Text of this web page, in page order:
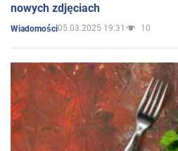
nowych zdjęciach
Wiadomości05.03.2025 19:31 10